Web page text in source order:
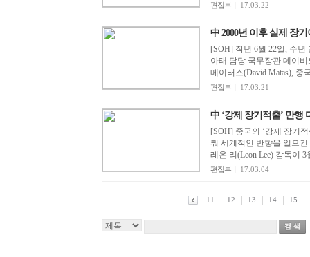
편집부 17.03.22
中 2000년 이후 실제 장기
[SOH] 작년 6월 22일, 수
아태 담당 국무장관 데이
메이터스(David Matas), 중
편집부 17.03.21
中 ‘강제 장기적출’ 만행
[SOH] 중국의 ‘강제 장기
뤄 세계적인 반향을 일으킨
레온 리(Leon Lee) 감독이
편집부 17.03.04
11 12 13 14 15